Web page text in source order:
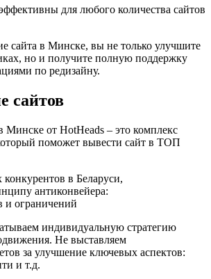
для любого количества сайтов
сайта в Минске, вы не только улучшите
но и получите полную поддержку
по редизайну.
сайтов
Минске от HotHeads – это комплекс
поможет вывести сайт в ТОП
в Беларуси,
антиконвейера:
и ограничений
индивидуальную стратегию
Не выставляем
за улучшение ключевых аспектов:
и т.д.